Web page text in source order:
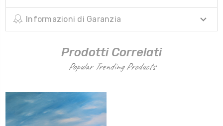
Informazioni di Garanzia
Prodotti Correlati
Popular Trending Products